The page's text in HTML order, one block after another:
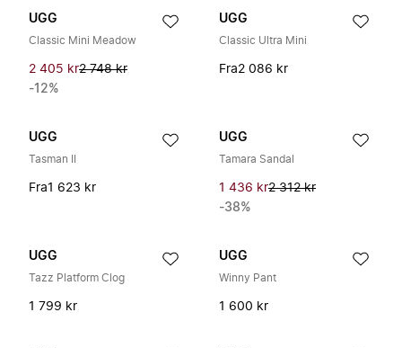
UGG
Classic Mini Meadow
2 405 kr2 748 kr
-12%
UGG
Classic Ultra Mini
Fra2 086 kr
UGG
Tasman II
Fra1 623 kr
UGG
Tamara Sandal
1 436 kr2 312 kr
-38%
UGG
Tazz Platform Clog
1 799 kr
UGG
Winny Pant
1 600 kr